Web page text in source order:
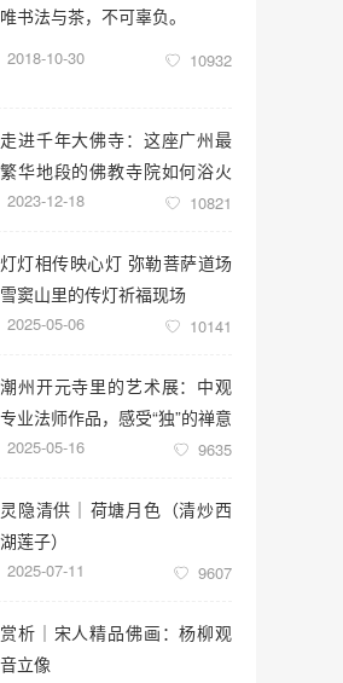
唯书法与茶，不可辜负。
2018-10-30 10932
走进千年大佛寺：这座广州最
繁华地段的佛教寺院如何浴火
重生
2023-12-18 10821
灯灯相传映心灯 弥勒菩萨道场
雪窦山里的传灯祈福现场
2025-05-06 10141
潮州开元寺里的艺术展：中观
专业法师作品，感受“独”的禅意
世界
2025-05-16 9635
灵隐清供｜​荷塘月色（清炒西
湖莲子）
2025-07-11 9607
赏析｜宋人精品佛画：杨柳观
音立像